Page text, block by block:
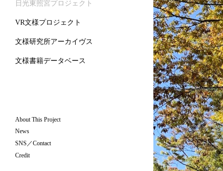
日光東照宮プロジェクト
VR文様プロジェクト
文様研究所アーカイヴス
文様書籍データベース
About This Project
News
SNS／Contact
Credit